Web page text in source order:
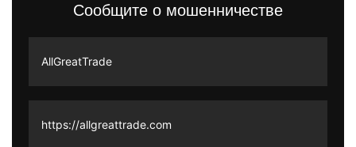
Сообщите о мошенничестве